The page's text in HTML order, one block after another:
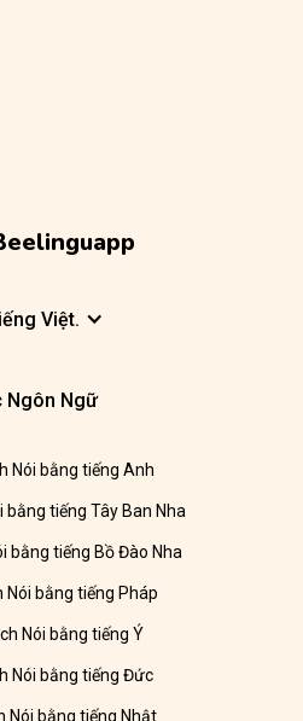
Việt.
Ngôn Ngữ
Nói bằng tiếng Anh
bằng tiếng Tây Ban Nha
bằng tiếng Bồ Đào Nha
Nói bằng tiếng Pháp
Nói bằng tiếng Ý
Nói bằng tiếng Đức
Nói bằng tiếng Nhật